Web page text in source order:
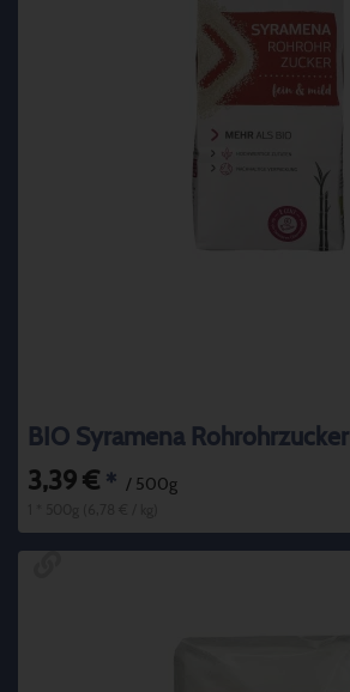
BIO Syramena Rohrohrzucker
3,39 € * / 500g